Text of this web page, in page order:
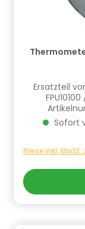
Ersatzteil
Informationen
GmbH,
Sofort
Preise inkl.